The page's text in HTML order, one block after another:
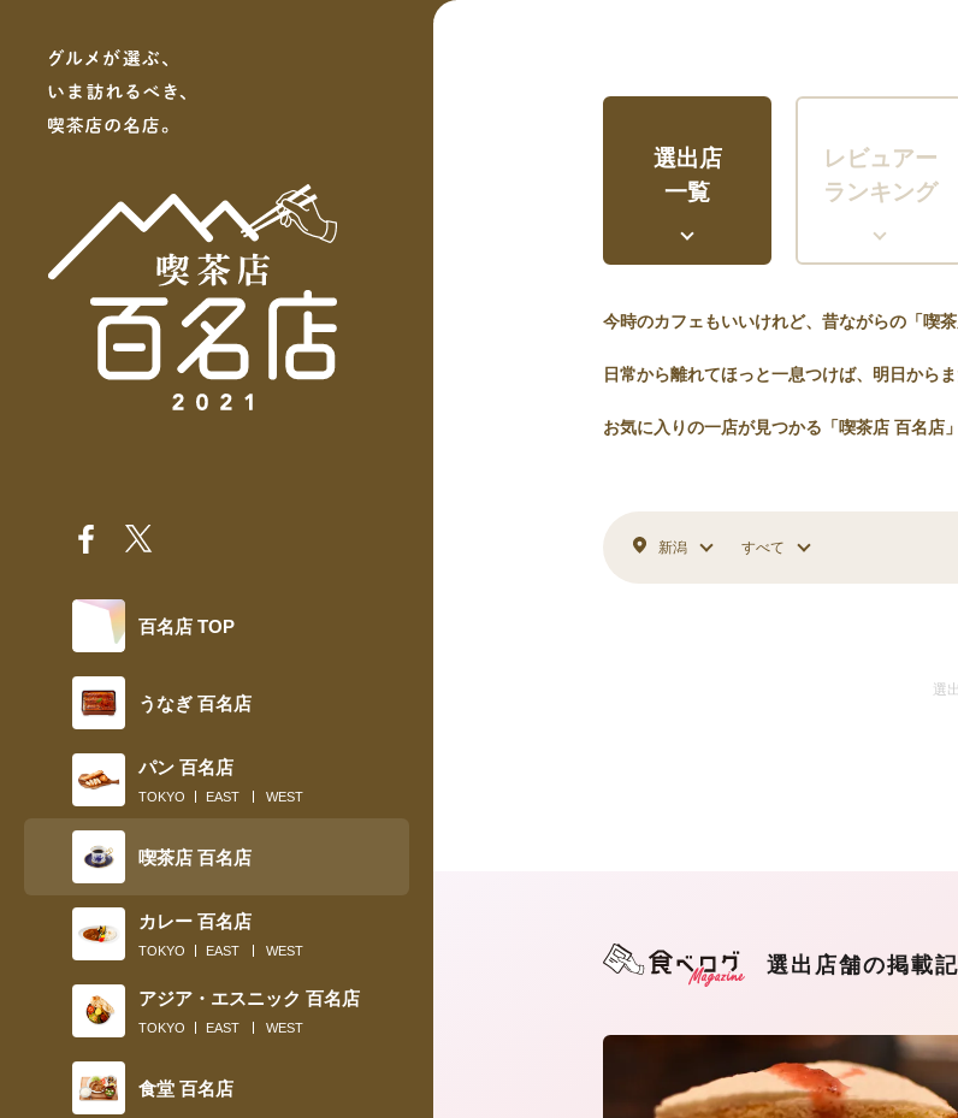
百名店 TOP
うなぎ 百名店
パン 百名店
TOKYO EAST WEST
喫茶店 百名店
カレー 百名店
TOKYO EAST WEST
アジア・エスニック 百名店
TOKYO EAST WEST
食堂 百名店
選出店
一覧
レビュアー
ランキング
今時のカフェもいいけれど、昔ながらの「喫
日常から離れてほっと一息つけば、明日からま
お気に入りの一店が見つかる「喫茶店 百名店
新潟 すべて
選
選出店舗の掲載